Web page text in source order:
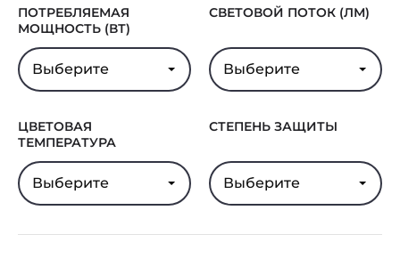
ПОТРЕБЛЯЕМАЯ
МОЩНОСТЬ (ВТ)
Выберите
СВЕТОВОЙ ПОТОК (ЛМ)
Выберите
ЦВЕТОВАЯ
ТЕМПЕРАТУРА
Выберите
СТЕПЕНЬ ЗАЩИТЫ
Выберите